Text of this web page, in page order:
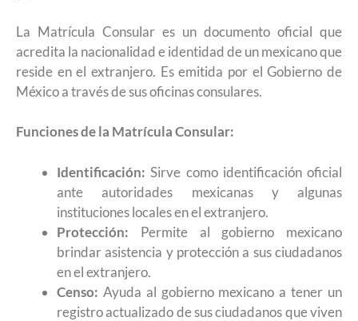
La Matrícula Consular es un documento oficial que
acredita la nacionalidad e identidad de un mexicano que
reside en el extranjero. Es emitida por el Gobierno de
México a través de sus oficinas consulares.
Funciones de la Matrícula Consular:
Identificación: Sirve como identificación oficial
ante autoridades mexicanas y algunas
instituciones locales en el extranjero.
Protección: Permite al gobierno mexicano
brindar asistencia y protección a sus ciudadanos
en el extranjero.
Censo: Ayuda al gobierno mexicano a tener un
registro actualizado de sus ciudadanos que viven